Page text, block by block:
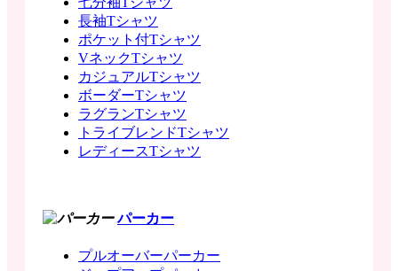
長袖Tシャツ
ポケット付Tシャツ
VネックTシャツ
カジュアルTシャツ
ボーダーTシャツ
ラグランTシャツ
トライブレンドTシャツ
レディースTシャツ
パーカー
プルオーバーパーカー